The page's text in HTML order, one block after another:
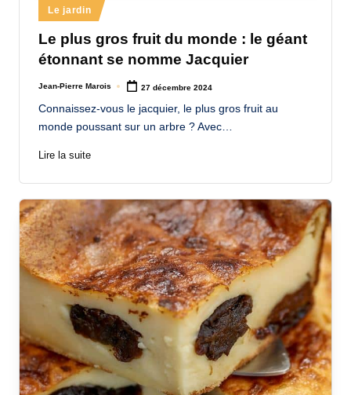
Posted
in
Le jardin
Le plus gros fruit du monde : le géant
étonnant se nomme Jacquier
Posted
Jean-Pierre Marois 27 décembre 2024
Connaissez-vous le jacquier, le plus gros fruit au
monde poussant sur un arbre ? Avec…
Lire la suite